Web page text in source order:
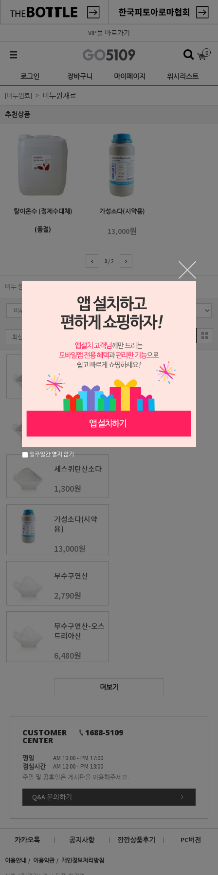
VIP몰 바로가기
0
로그인 장바구니 마이페이지 위시리스트
[비누원료] 비누원재료
추천상품
탈이온수 (정제수대체)
(품절)
가성소다(시약용)
13,000원
1 /2
비누 원재료
중조-중국산
3,400원
4,700원
세스퀴탄산소다
1,300원
가성소다(시약
용)
13,000원
무수구연산
2,790원
무수구연산-오스
트리아산
6,480원
더보기
CUSTOMER
CENTER
1688-5109
평일
AM 10:00 - PM 17:00
점심시간
AM 12:00 - PM 13:00
주말 및 공휴일은 게시판을 이용해주세요.
Q&A 문의하기
카카오톡 공지사항 깐깐상품후기 PC버전
이용안내 이용약관 개인정보처리방침
일주일간 열지 않기